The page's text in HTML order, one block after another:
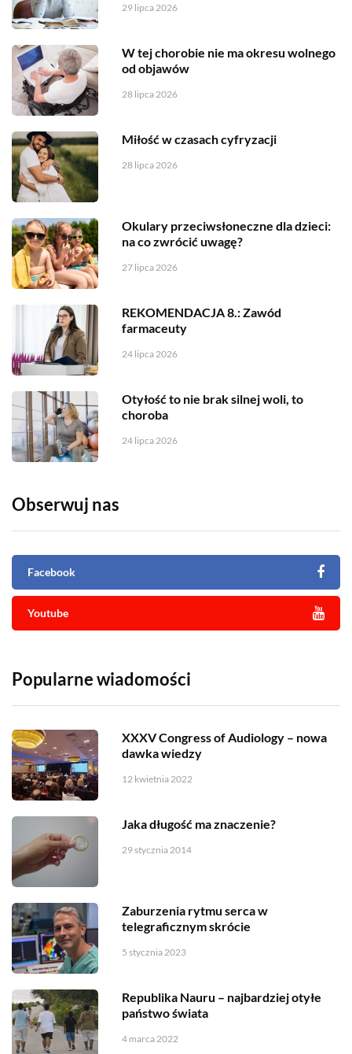
29 lipca 2026
W tej chorobie nie ma okresu wolnego
od objawów
28 lipca 2026
Miłość w czasach cyfryzacji
28 lipca 2026
Okulary przeciwsłoneczne dla dzieci:
na co zwrócić uwagę?
27 lipca 2026
REKOMENDACJA 8.: Zawód
farmaceuty
24 lipca 2026
Otyłość to nie brak silnej woli, to
choroba
24 lipca 2026
Obserwuj nas
Facebook
Youtube
Popularne wiadomości
XXXV Congress of Audiology – nowa
dawka wiedzy
12 kwietnia 2022
Jaka długość ma znaczenie?
29 stycznia 2014
Zaburzenia rytmu serca w
telegraficznym skrócie
5 stycznia 2023
Republika Nauru – najbardziej otyłe
państwo świata
4 marca 2022